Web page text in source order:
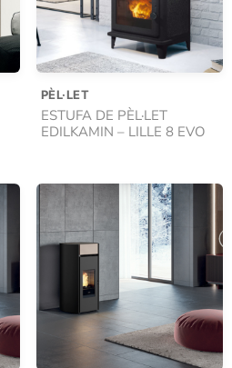
PÈL·LET
ESTUFA DE PÈL·LET
EDILKAMIN – LILLE 8 EVO